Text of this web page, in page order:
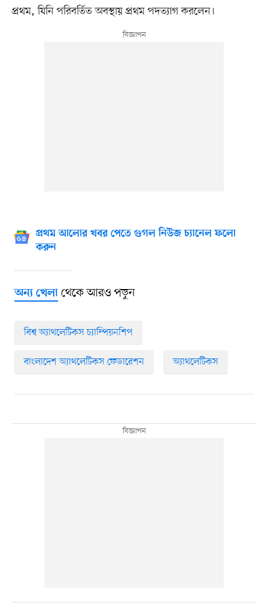
প্রথম, যিনি পরিবর্তিত অবস্থায় প্রথম পদত্যাগ করলেন।
প্রথম আলোর খবর পেতে গুগল নিউজ চ্যানেল ফলো
করুন
অন্য খেলাথেকে আরও পড়ুন
বিশ্ব অ্যাথলেটিকস চ্যাম্পিয়নশিপ
বাংলাদেশ অ্যাথলেটিকস ফেডারেশন অ্যাথলেটিকস